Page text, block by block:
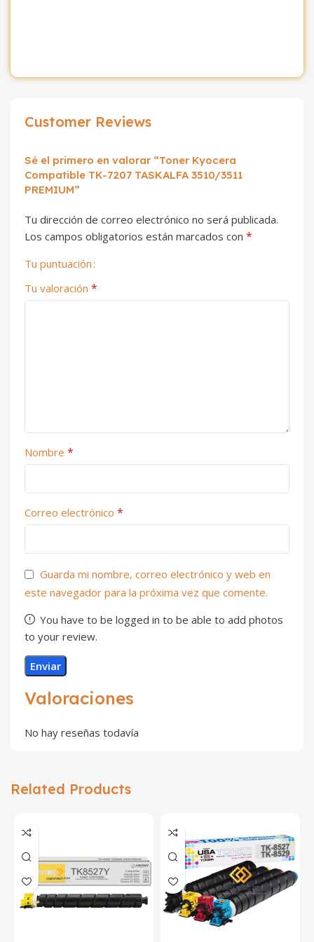
Customer Reviews
Valoraciones
No hay reseñas todavía
Sé el primero en valorar “Toner Kyocera
Compatible TK-7207 TASKALFA 3510/3511
PREMIUM”
Tu dirección de correo electrónico no será publicada.
Los campos obligatorios están marcados con *
Tu puntuación
Tu valoración *
Nombre *
Correo electrónico *
Guarda mi nombre, correo electrónico y web en
este navegador para la próxima vez que comente.
You have to be logged in to be able to add photos
to your review.
Related Products